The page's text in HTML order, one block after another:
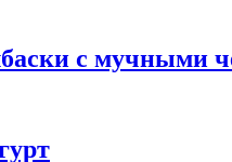
с мучными